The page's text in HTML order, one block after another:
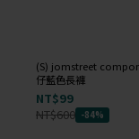
(S) jomstreet
仔藍色長褲
NT$99
NT$600 -84%